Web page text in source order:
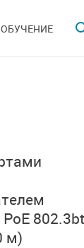
ОБУЧЕНИЕ
802.3bt
м)